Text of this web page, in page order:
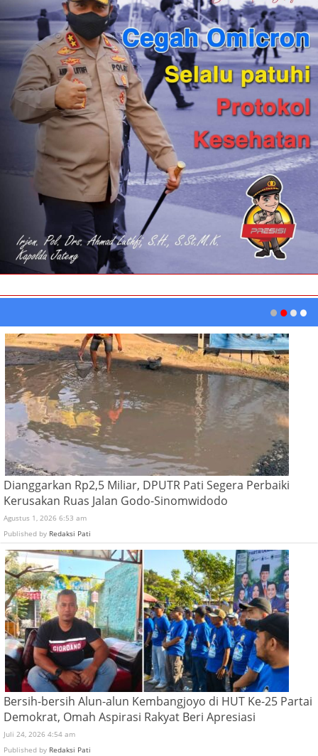
Dianggarkan Rp2,5 Miliar, DPUTR Pati Segera Perbaiki
Kerusakan Ruas Jalan Godo-Sinomwidodo
Agustus 1, 2026 6:53 am
Published by Redaksi Pati
Bersih-bersih Alun-alun Kembangjoyo di HUT Ke-25 Partai
Demokrat, Omah Aspirasi Rakyat Beri Apresiasi
Juli 24, 2026 4:54 am
Published by Redaksi Pati